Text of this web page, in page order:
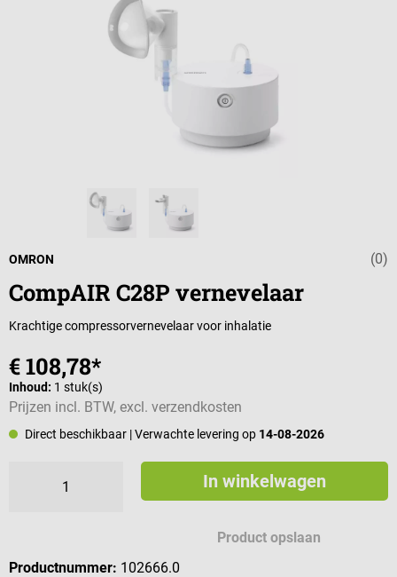
Gemiddelde
(0)
OMRON
CompAIR C28P vernevelaar
Krachtige compressorvernevelaar voor inhalatie
€ 108,78*
Inhoud: 1 stuk(s)
Prijzen incl. BTW, excl. verzendkosten
Direct beschikbaar | Verwachte levering op 14-08-2026
In winkelwagen
Product opslaan
Productnummer: 102666.0